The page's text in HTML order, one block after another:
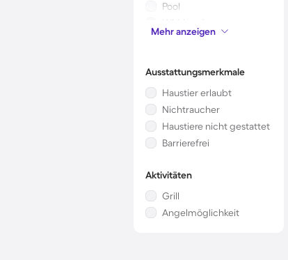
Pool
Whirlpool
Klimaanlage
Mehr anzeigen
Ausstattungsmerkmale
Haustier erlaubt
Nichtraucher
Haustiere nicht gestattet
Barrierefrei
Aktivitäten
Grill
Angelmöglichkeit